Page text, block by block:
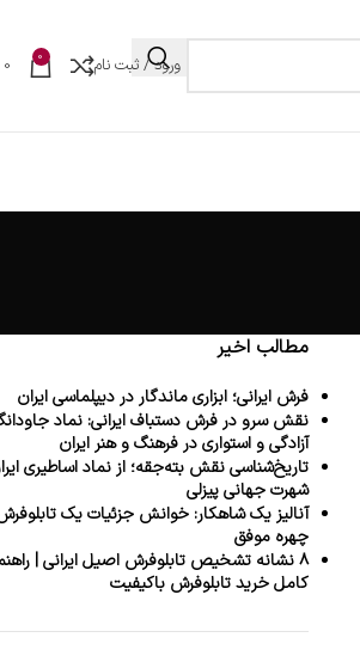
ورود / ثبت نام 0
0
مطالب اخیر
فرش ایرانی؛ ابزاری ماندگار در دیپلماسی ایران
نقش سرو در فرش دستباف ایرانی: نماد
آزادگی و استواری در فرهنگ و هنر ایران
تاریخ‌شناسی نقش بته‌جقه؛ از نماد اساطیری
شهرت جهانی پیزلی
آنالیز یک شاهکار: خوانش جزئیات یک
چهره موفق
۸ نشانه تشخیص تابلوفرش اصیل ایرانی |
کامل خرید تابلوفرش باکیفیت